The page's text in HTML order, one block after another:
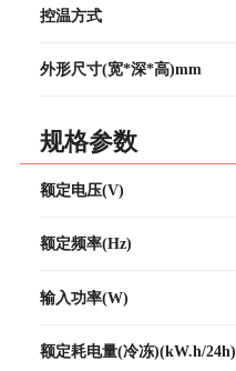
控温方式
外形尺寸(宽*深*高)mm
规格参数
额定电压(V)
额定频率(Hz)
输入功率(W)
额定耗电量(冷冻)(kW.h/24h)